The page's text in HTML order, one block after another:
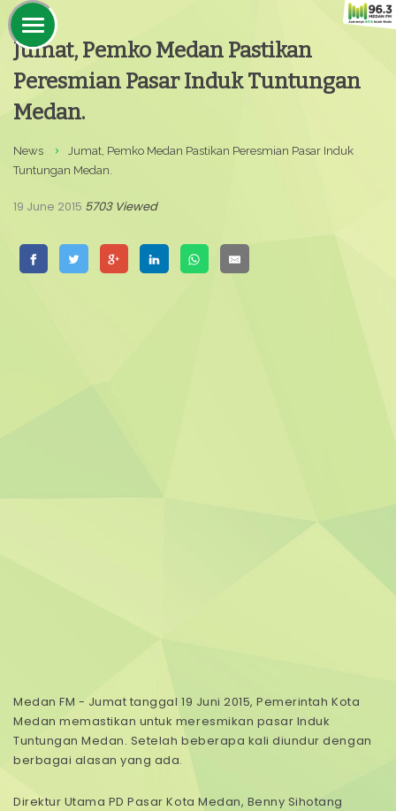
Jumat, Pemko Medan Pastikan
Peresmian Pasar Induk Tuntungan
Medan.
News
Jumat, Pemko Medan Pastikan Peresmian Pasar Induk
Tuntungan Medan.
19 June 2015 5703 Viewed
Medan FM - Jumat tanggal 19 Juni 2015, Pemerintah Kota
Medan memastikan untuk meresmikan pasar Induk
Tuntungan Medan. Setelah beberapa kali diundur dengan
berbagai alasan yang ada.
Direktur Utama PD Pasar Kota Medan, Benny Sihotang